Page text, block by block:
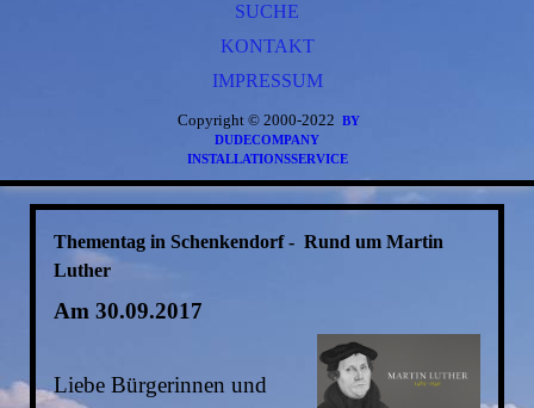
NOTRUF
SUCHE
KONTAKT
IMPRESSUM
Copyright © 2000-2022 BY
DUDECOMPANY
INSTALLATIONSSERVICE
Thementag in Schenkendorf - Rund um Martin
Luther
Am 30.09.2017
Liebe Bürgerinnen und